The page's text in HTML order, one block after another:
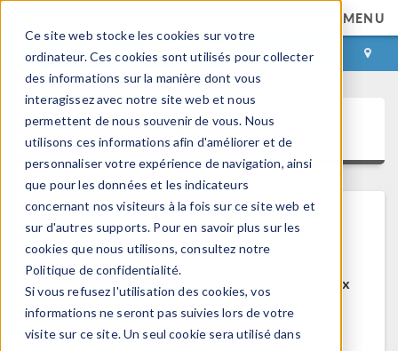
Ce site web stocke les cookies sur votre
ordinateur. Ces cookies sont utilisés pour collecter
des informations sur la manière dont vous
interagissez avec notre site web et nous
permettent de nous souvenir de vous. Nous
utilisons ces informations afin d'améliorer et de
personnaliser votre expérience de navigation, ainsi
que pour les données et les indicateurs
concernant nos visiteurs à la fois sur ce site web et
sur d'autres supports. Pour en savoir plus sur les
cookies que nous utilisons, consultez notre
Politique de confidentialité.
Si vous refusez l'utilisation des cookies, vos
informations ne seront pas suivies lors de votre
visite sur ce site. Un seul cookie sera utilisé dans
MENU
CONNEXION CONTACT
COMSOL Access
Bienvenue sur COMSOL Access
COMSOL Access est un service disponible aux
utilisateurs et contacts.
Bénéfices: